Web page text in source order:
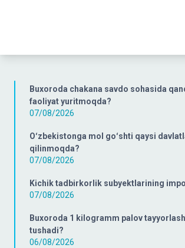
Buxoroda chakana savdo sohasida
faoliyat yuritmoqda?
07/08/2026
Oʻzbekistonga mol goʻshti qaysi
qilinmoqda?
07/08/2026
Kichik tadbirkorlik subyektlarining
07/08/2026
Buxoroda 1 kilogramm palov
tushadi?
06/08/2026